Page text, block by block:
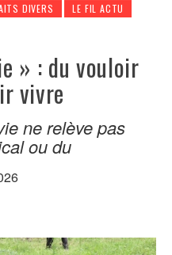
DIVERS
LE FIL ACTU
» : du vouloir
vivre
ne relève pas
ou du